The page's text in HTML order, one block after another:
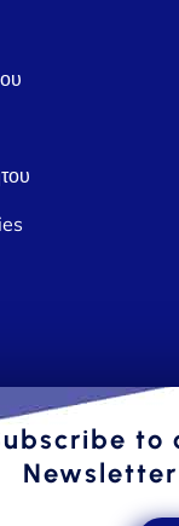
to
Newsletter